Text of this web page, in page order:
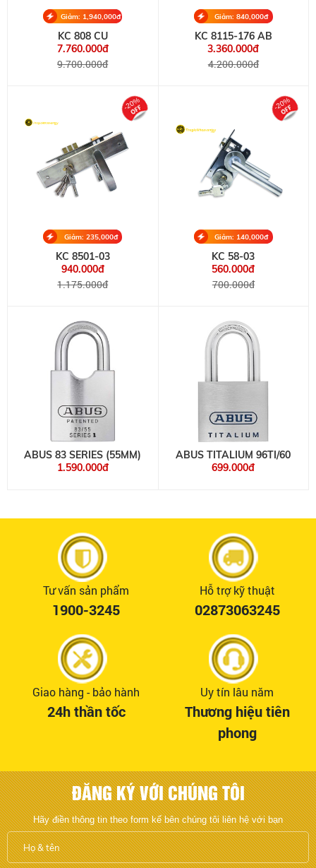
Giảm: 1,940,000đ
KC 808 CU
7.760.000đ
9.700.000đ
Giảm: 840,000đ
KC 8115-176 AB
3.360.000đ
4.200.000đ
Giảm: 235,000đ
KC 8501-03
940.000đ
1.175.000đ
-20%
Giảm: 140,000đ
KC 58-03
560.000đ
700.000đ
-20%
ABUS 83 SERIES (55MM)
1.590.000đ
ABUS TITALIUM 96TI/60
699.000đ
Tư vấn sản phẩm
1900-3245
Hỗ trợ kỹ thuật
02873063245
Giao hàng - bảo hành
24h thần tốc
Uy tín lâu năm
Thương hiệu tiên
phong
ĐĂNG KÝ VỚI CHÚNG TÔI
Hãy điền thông tin theo form kế bên chúng tôi liên hệ với bạn